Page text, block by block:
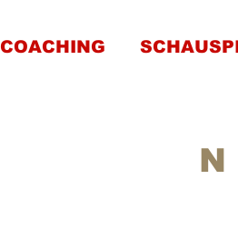
COACHING